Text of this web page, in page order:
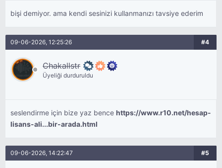
bişi demiyor. ama kendi sesinizi kullanmanızı tavsiye ederim
09-06-2026, 12:25:26 #4
Chakallstr
Üyeliği durduruldu
seslendirme için bize yaz bencehttps://www.r10.net/hesap-
lisans-ali...bir-arada.html
09-06-2026, 14:22:47 #5